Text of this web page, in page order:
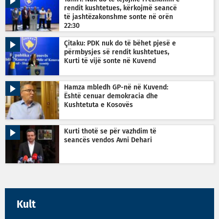
rendit kushtetues, kërkojmë seancë
të jashtëzakonshme sonte në orën
22:30
Çitaku: PDK nuk do të bëhet pjesë e
përmbysjes së rendit kushtetues,
Kurti të vijë sonte në Kuvend
Hamza mbledh GP-në në Kuvend:
Është cenuar demokracia dhe
Kushtetuta e Kosovës
Kurti thotë se për vazhdim të
seancës vendos Avni Dehari
Kult